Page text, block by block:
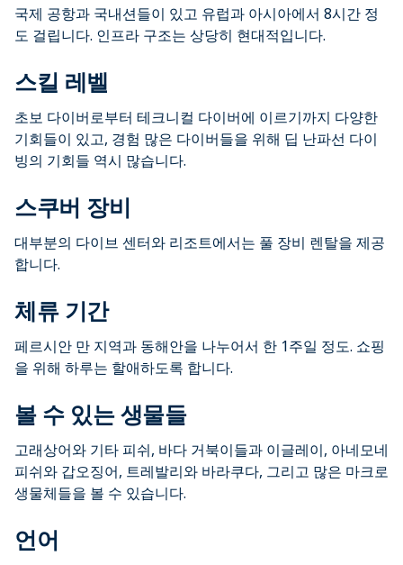
국제 공항과 국내션들이 있고 유럽과 아시아에서 8시간 정
도 걸립니다. 인프라 구조는 상당히 현대적입니다.
스킬 레벨
초보 다이버로부터 테크니컬 다이버에 이르기까지 다양한
기회들이 있고, 경험 많은 다이버들을 위해 딥 난파선 다이
빙의 기회들 역시 많습니다.
스쿠버 장비
대부분의 다이브 센터와 리조트에서는 풀 장비 렌탈을 제공
합니다.
체류 기간
페르시안 만 지역과 동해안을 나누어서 한 1주일 정도. 쇼핑
을 위해 하루는 할애하도록 합니다.
볼 수 있는 생물들
고래상어와 기타 피쉬, 바다 거북이들과 이글레이, 아네모네
피쉬와 갑오징어, 트레발리와 바라쿠다, 그리고 많은 마크로
생물체들을 볼 수 있습니다.
언어